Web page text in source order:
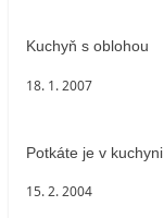
Kuchyň s oblohou
18. 1. 2007
Potkáte je v kuchyni
15. 2. 2004